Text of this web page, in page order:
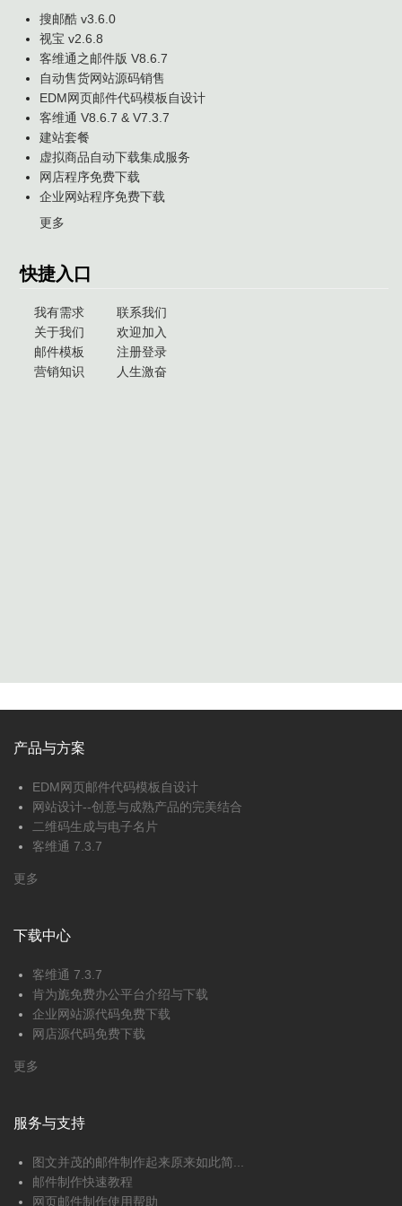
搜邮酷 v3.6.0
视宝 v2.6.8
客维通之邮件版 V8.6.7
自动售货网站源码销售
EDM网页邮件代码模板自设计
客维通 V8.6.7 & V7.3.7
建站套餐
虚拟商品自动下载集成服务
网店程序免费下载
企业网站程序免费下载
更多
快捷入口
我有需求
联系我们
关于我们
欢迎加入
邮件模板
注册登录
营销知识
人生激奋
产品与方案
EDM网页邮件代码模板自设计
网站设计--创意与成熟产品的完美结合
二维码生成与电子名片
客维通 7.3.7
更多
下载中心
客维通 7.3.7
肯为旎免费办公平台介绍与下载
企业网站源代码免费下载
网店源代码免费下载
更多
服务与支持
图文并茂的邮件制作起来原来如此简...
邮件制作快速教程
网页邮件制作使用帮助